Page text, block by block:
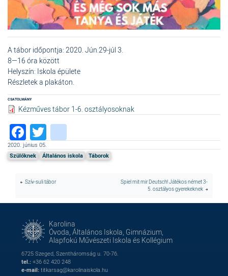
A tábor időpontja: 2020. Jún.29-júl 3.
8—16 óra között
Helyszín: Iskola épülete
Részletek a plakáton.
CSATOLMÁNY
Kézműves tábor 1-6. osztályosoknak
Facebook
Twitter
2020. június 05.
Szülőknek Általános iskola Táborok
Szív-suli tábor
Spiel mit mir Deutsch! Játékos német 3-
5. osztályos gyerekeknek
Karolina
Óvoda, Általános Iskola, Gimnázium,
Alapfokú Művészeti Iskola és Kollégium
6725 Szeged, Szentháromság u. 70-76.
tel.: +36 62 420 248
e-mail: titkarsag@karolinaiskola.hu